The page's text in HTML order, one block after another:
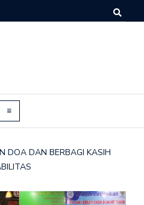
DOA DAN BERBAGI KASIH